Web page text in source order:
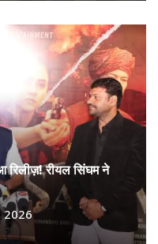
रिलीज़! रीयल सिंघम ने
2026